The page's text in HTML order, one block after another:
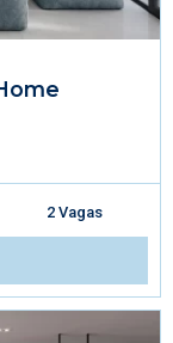
2 Vagas